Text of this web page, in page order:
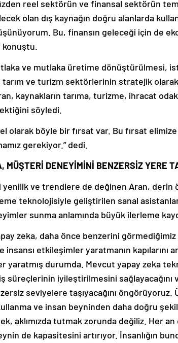
reel sektörün ve finansal sektörün
olan dış kaynağın doğru alanlarda
Bu, finansın geleceği için de
konuştu.
ve mutlaka üretime dönüştürülmesi,
ve turizm sektörlerinin stratejik
kaynakların tarıma, turizme, ihracat
söyledi.
olarak böyle bir fırsat var. Bu fırsat
gerekiyor.” dedi.
MÜŞTERİ DENEYİMİNİ BENZERSİZ YERE
yenilik ve trendlere de değinen Aran,
teknolojisiyle geliştirilen sanal asistanlar
sunma anlamında büyük ilerleme
zeka, daha önce benzerini
etkileşimler yaratmanın kapılarını
yaratmış durumda. Mevcut yapay zeka
süreçlerinin iyileştirilmesini sağlayacağını
seviyelere taşıyacağını öngörüyoruz.
ve insan beyninden daha doğru
aklımızda tutmak zorunda değiliz. Her
de kapasitesini artırıyor. İnsanlığın